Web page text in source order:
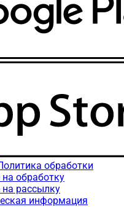
обработки
на обработку
на рассылку
информация